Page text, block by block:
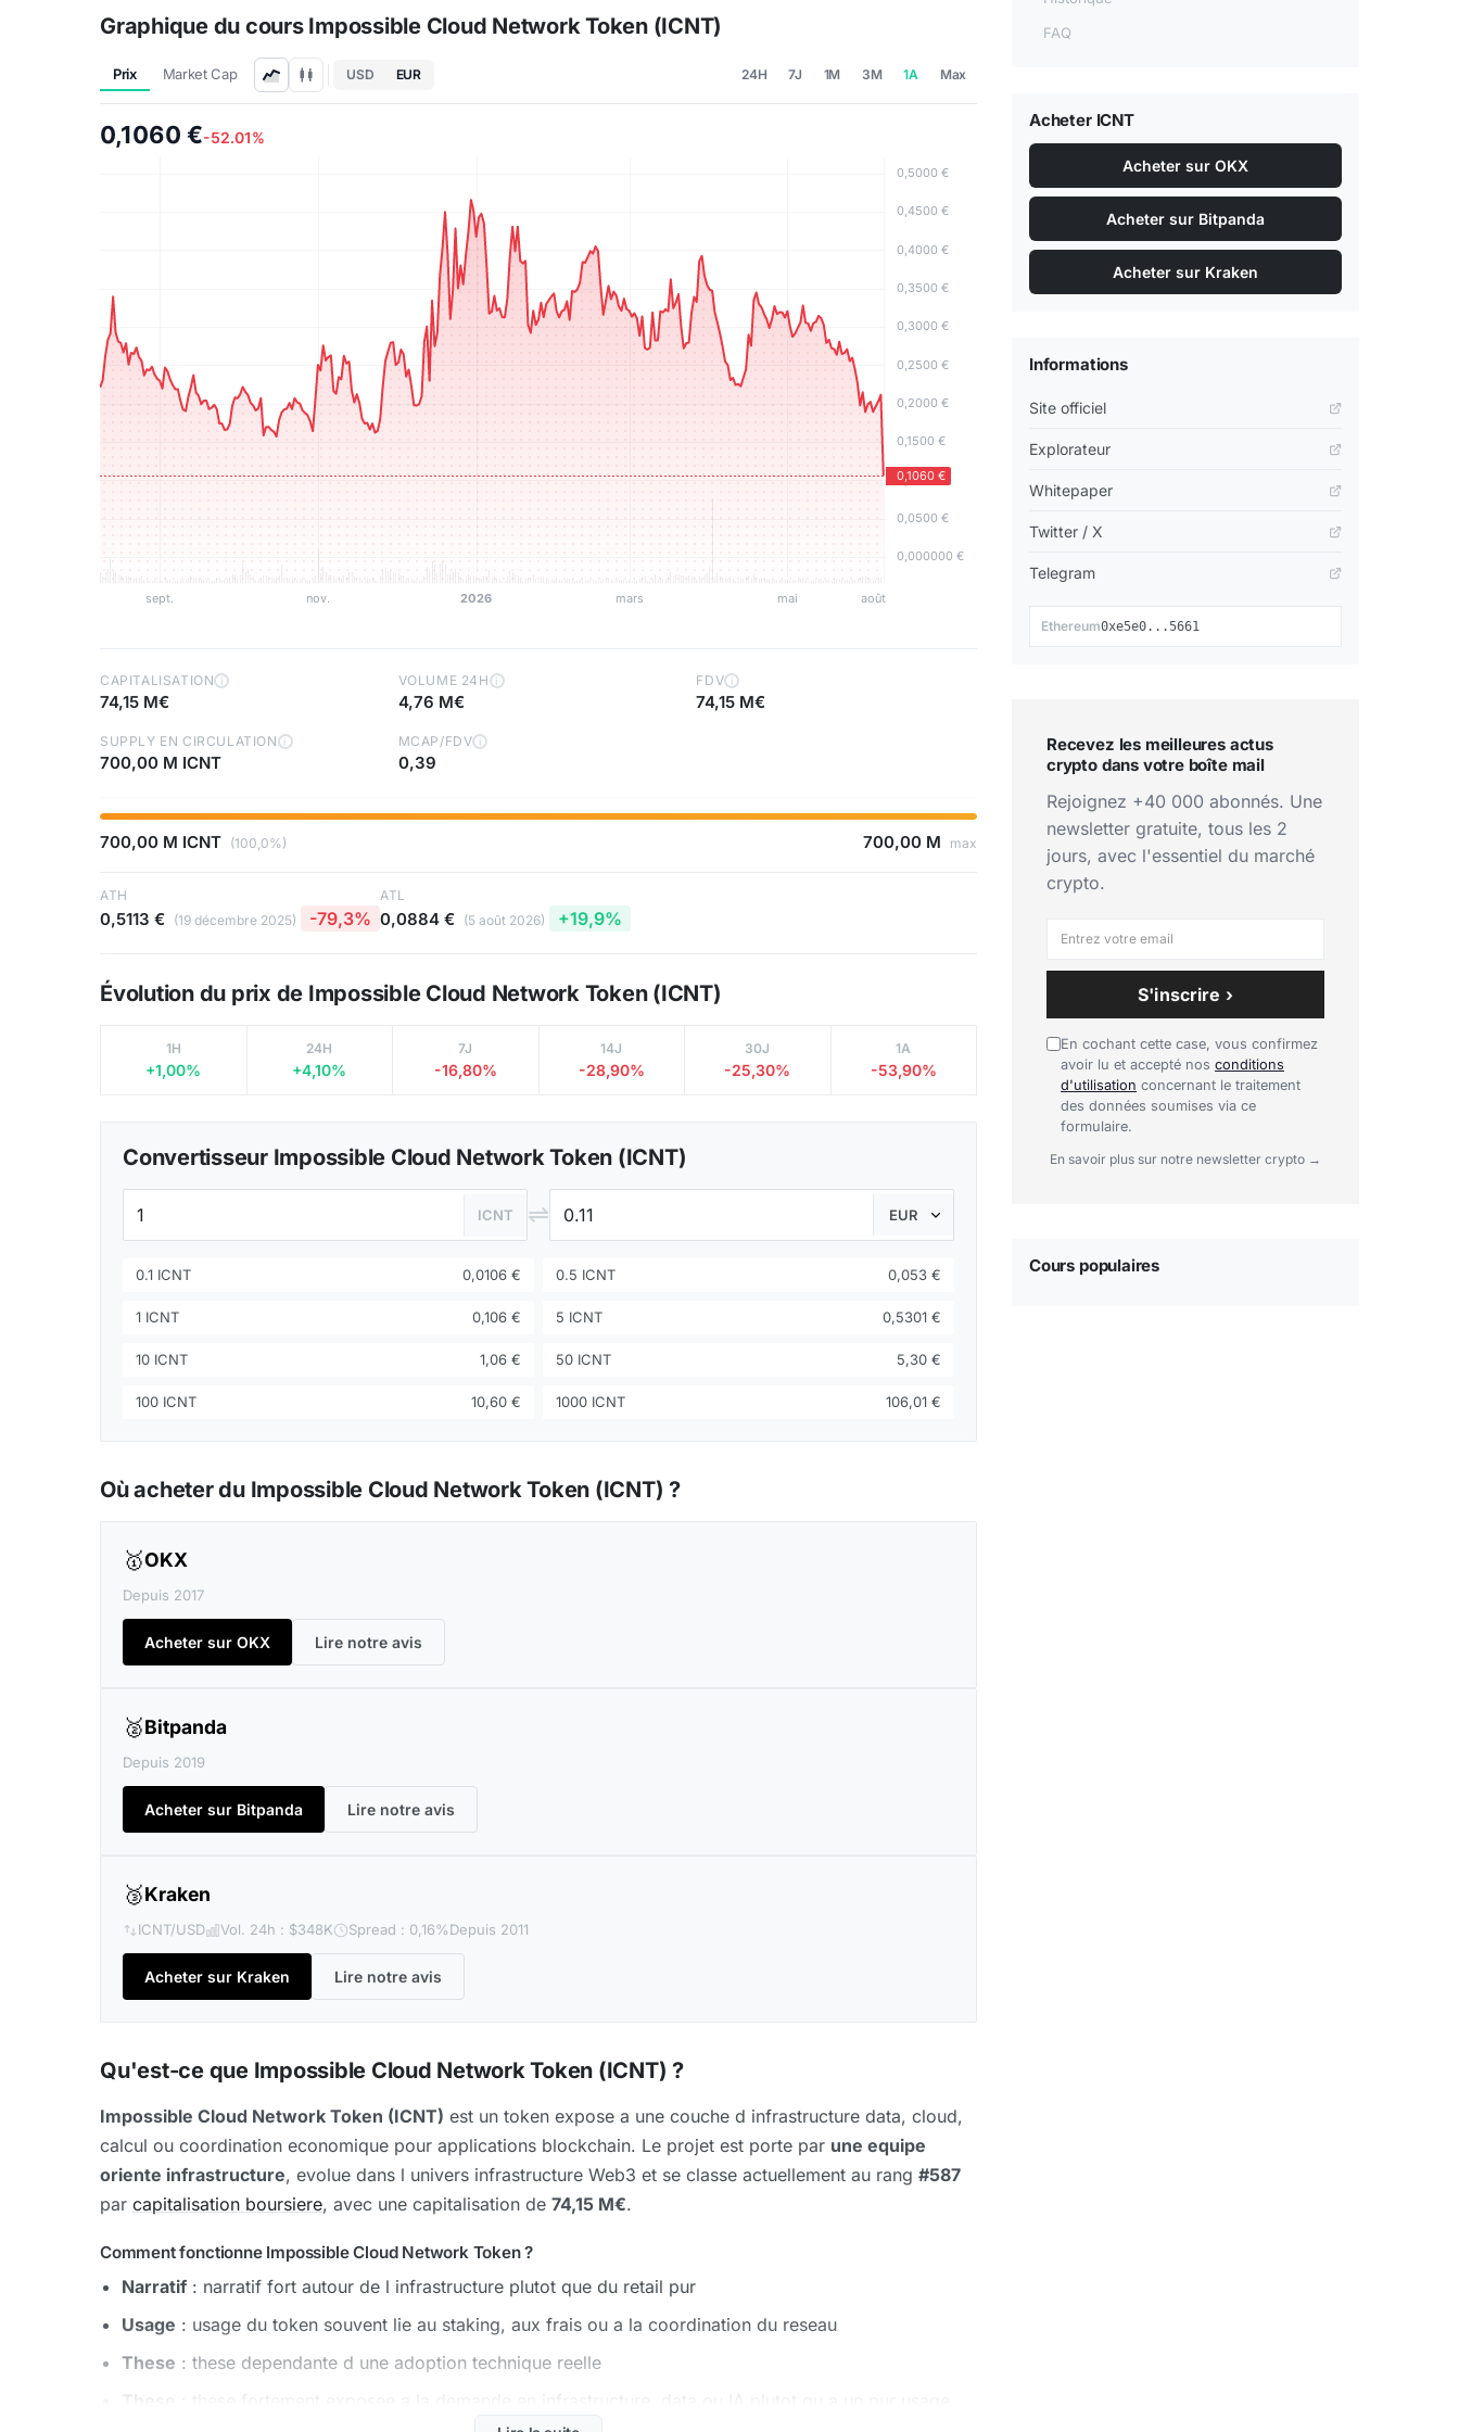
Graphique du cours Impossible Cloud Network Token (ICNT)
Prix Market Cap USD EUR 24H 7J 1M 3M 1A Max
0,1060 €-52.01%
CAPITALISATION i
74,15 M€
VOLUME 24H i
4,76 M€
FDV i
74,15 M€
SUPPLY EN CIRCULATION i
700,00 M ICNT
MCAP/FDV i
0,39
700,00 M ICNT (100,0%) 700,00 M max
ATH
0,5113 € (19 décembre 2025) -79,3%
ATL
0,0884 € (5 août 2026) +19,9%
Évolution du prix de Impossible Cloud Network Token (ICNT)
1H
+1,00%
24H
+4,10%
7J
-16,80%
14J
-28,90%
30J
-25,30%
1A
-53,90%
Convertisseur Impossible Cloud Network Token (ICNT)
ICNT ⇌
0.1 ICNT 0,0106 € 0.5 ICNT 0,053 €
1 ICNT 0,106 € 5 ICNT 0,5301 €
10 ICNT 1,06 € 50 ICNT 5,30 €
100 ICNT 10,60 € 1000 ICNT 106,01 €
Où acheter du Impossible Cloud Network Token (ICNT) ?
🥇OKX
Depuis 2017
Acheter sur OKX Lire notre avis
🥈Bitpanda
Depuis 2019
Acheter sur Bitpanda Lire notre avis
🥉Kraken
ICNT/USD Vol. 24h : $348K Spread : 0,16%Depuis 2011
Acheter sur Kraken Lire notre avis
Qu'est-ce que Impossible Cloud Network Token (ICNT) ?
Impossible Cloud Network Token (ICNT) est un token expose a une couche d infrastructure data, cloud,
calcul ou coordination economique pour applications blockchain. Le projet est porte par une equipe
oriente infrastructure, evolue dans l univers infrastructure Web3 et se classe actuellement au rang #587
par capitalisation boursiere, avec une capitalisation de 74,15 M€.
Comment fonctionne Impossible Cloud Network Token ?
Narratif : narratif fort autour de l infrastructure plutot que du retail pur
Usage : usage du token souvent lie au staking, aux frais ou a la coordination du reseau
These : these dependante d une adoption technique reelle
: these fortement exposee a la demande en infrastructure, data ou IA plutot qu a un pur usage
FAQ
Acheter ICNT
Acheter sur OKX
Acheter sur Bitpanda
Acheter sur Kraken
Informations
Site officiel
Explorateur
Whitepaper
Twitter / X
Telegram
Ethereum0xe5e0...5661
Recevez les meilleures actus
crypto dans votre boîte mail
Rejoignez +40 000 abonnés. Une
newsletter gratuite, tous les 2
jours, avec l'essentiel du marché
crypto.
S'inscrire ›
En cochant cette case, vous confirmez
avoir lu et accepté nos conditions
d'utilisation concernant le traitement
des données soumises via ce
formulaire.
En savoir plus sur notre newsletter crypto →
Cours populaires